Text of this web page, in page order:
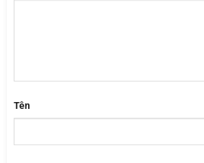
Tên